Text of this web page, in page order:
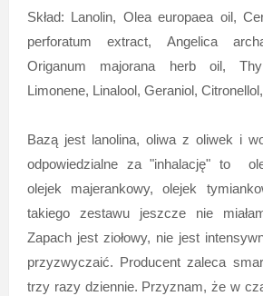
Skład: Lanolin, Olea europaea oil,
perforatum extract, Angelica
Origanum majorana herb oil,
Limonene, Linalool, Geraniol,
Bazą jest lanolina, oliwa z oliwek i
odpowiedzialne za "inhalację" to
olejek majerankowy, olejek
takiego zestawu jeszcze nie
Zapach jest ziołowy, nie jest
przyzwyczaić. Producent zaleca
trzy razy dziennie. Przyznam, że w